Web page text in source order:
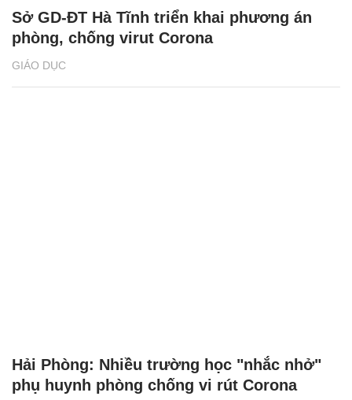
GIÁO DỤC
Sở GD-ĐT Hà Tĩnh triển khai phương án
phòng, chống virut Corona
Hải Phòng: Nhiều trường học "nhắc nhở"
phụ huynh phòng chống vi rút Corona